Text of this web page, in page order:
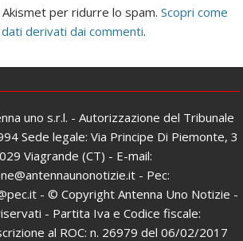
per ridurre lo spam.Scopri come
derivati dai commenti.
uno s.r.l. - Autorizzazione del Tribunale
Sede legale: Via Principe Di Piemonte, 3
Viagrande (CT) - E-mail:
- Pec:
- © Copyright Antenna Uno Notizie -
- Partita Iva e Codice fiscale:
al ROC: n. 26979 del 06/02/2017